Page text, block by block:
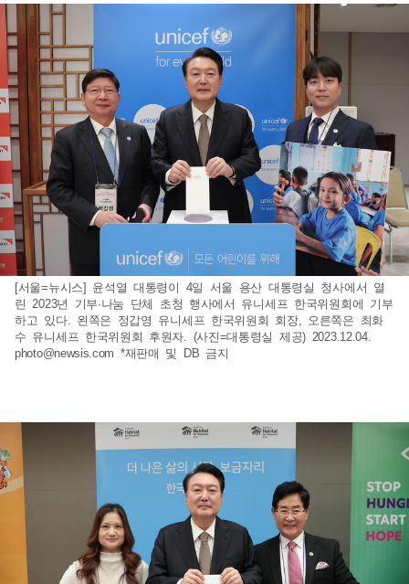
[서울=뉴시스] 윤석열 대통령이 4일 서울 용산 대통령실 청사에서 열
린 2023년 기부·나눔 단체 초청 행사에서 유니세프 한국위원회에 기부
하고 있다. 왼쪽은 정갑영 유니세프 한국위원회 회장, 오른쪽은 최화
수 유니세프 한국위원회 후원자. (사진=대통령실 제공) 2023.12.04.
photo@newsis.com *재판매 및 DB 금지